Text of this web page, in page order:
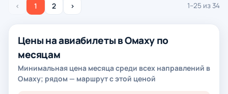
‹ 1 2 › 1–25 из 34
Цены на авиабилеты в Омаху по
месяцам
Минимальная цена месяца среди всех направлений в
Омаху; рядом — маршрут с этой ценой